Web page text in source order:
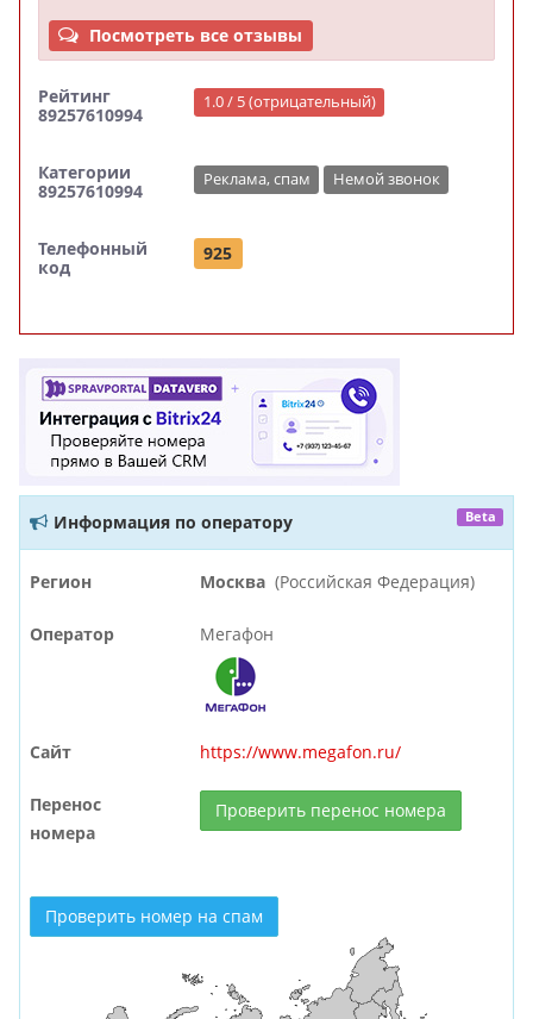
Посмотреть все отзывы
Рейтинг
89257610994
1.0 / 5 (отрицательный)
Категории
89257610994
Реклама, спам Немой звонок
Телефонный
код
925
Информация по оператору Beta
Регион Москва (Российская Федерация)
Оператор Мегафон
Сайт https://www.megafon.ru/
Перенос
номера
Проверить перенос номера
Проверить номер на спам